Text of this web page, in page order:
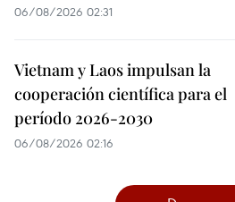
06/08/2026 02:31
Vietnam y Laos impulsan la
cooperación científica para el
período 2026-2030
06/08/2026 02:16